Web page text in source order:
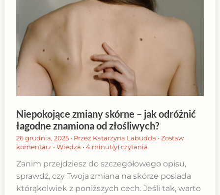
Niepokojące zmiany skórne – jak odróżnić
łagodne znamiona od złośliwych?
26 grudnia, 2025 • Przez Katarzyna Labudda • Zostaw
komentarz • Wiedza • 4 minut(y) czytania
Zanim przejdziesz do szczegółowego opisu,
sprawdź, czy Twoja zmiana na skórze posiada
którąkolwiek z poniższych cech. Jeśli tak, warto